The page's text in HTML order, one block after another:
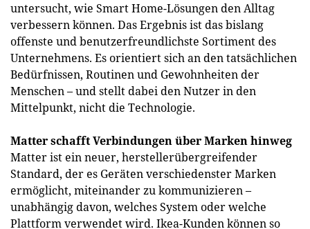
untersucht, wie Smart Home-Lösungen den Alltag
verbessern können. Das Ergebnis ist das bislang
offenste und benutzerfreundlichste Sortiment des
Unternehmens. Es orientiert sich an den tatsächlichen
Bedürfnissen, Routinen und Gewohnheiten der
Menschen – und stellt dabei den Nutzer in den
Mittelpunkt, nicht die Technologie.
Matter schafft Verbindungen über Marken hinweg
Matter ist ein neuer, herstellerübergreifender
Standard, der es Geräten verschiedenster Marken
ermöglicht, miteinander zu kommunizieren –
unabhängig davon, welches System oder welche
Plattform verwendet wird. Ikea-Kunden können so